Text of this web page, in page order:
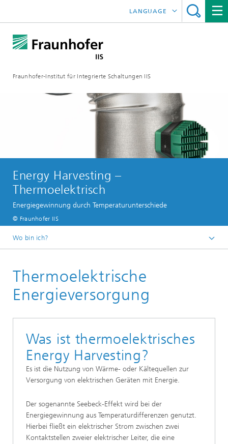
Fraunhofer-Institut für Integrierte Schaltungen IIS
LANGUAGE
中文
한국어
Energy Harvesting –
Thermoelektrisch
Energiegewinnung durch Temperaturunterschiede
© Fraunhofer IIS
Wo bin ich?
Forschungsbereiche
Lokalisierung und Vernetzung
Technologien für IoT-Systeme
Energy Harvesting
Thermoelektrische
Energieversorgung
Was ist thermoelektrisches
Energy Harvesting?
Es ist die Nutzung von Wärme- oder Kältequellen zur
Versorgung von elektrischen Geräten mit Energie.
Der sogenannte Seebeck-Effekt wird bei der
Energiegewinnung aus Temperaturdifferenzen genutzt.
Hierbei fließt ein elektrischer Strom zwischen zwei
Kontaktstellen zweier elektrischer Leiter, die eine